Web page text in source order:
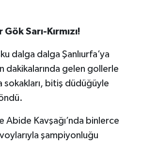
Sarı-Kırmızı!
dalga dalga Şanlıurfa’ya
dakikalarında gelen gollerle
sokakları, bitiş düdüğüyle
Abide Kavşağı’nda binlerce
şampiyonluğu